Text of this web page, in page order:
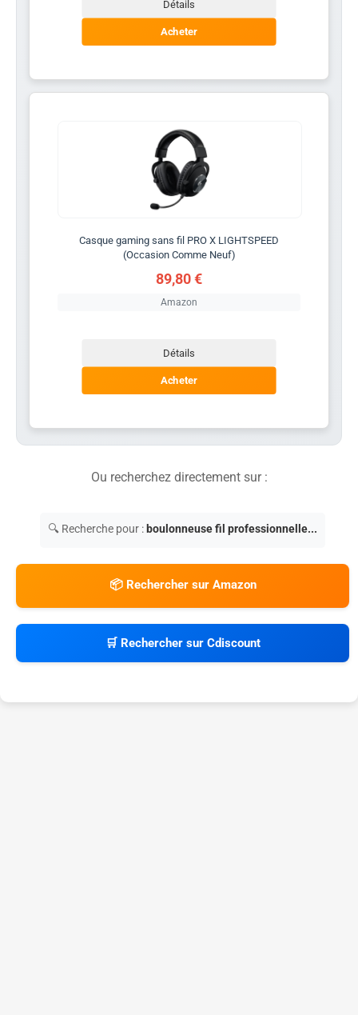
Détails
Acheter
Casque gaming sans fil PRO X LIGHTSPEED
(Occasion Comme Neuf)
89,80 €
Amazon
Détails
Acheter
Ou recherchez directement sur :
🔍 Recherche pour : boulonneuse fil professionnelle...
📦 Rechercher sur Amazon
🛒 Rechercher sur Cdiscount